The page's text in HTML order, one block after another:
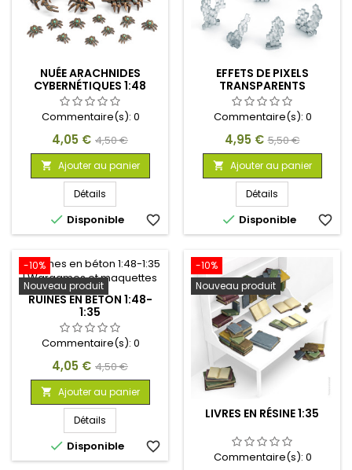
NUÉE ARACHNIDES
CYBERNÉTIQUES 1:48
Commentaire(s): 0
Prix
4,05 € Prix
de
base
4,50 €
 Ajouter au panier
Détails
 Disponible favorite_border
EFFETS DE PIXELS
TRANSPARENTS
Commentaire(s): 0
Prix
4,95 € Prix
de
base
5,50 €
 Ajouter au panier
Détails
 Disponible favorite_border
-10%
Nouveau produit
RUINES EN BÉTON 1:48-
1:35
Commentaire(s): 0
Prix
4,05 € Prix
de
base
4,50 €
 Ajouter au panier
Détails
 Disponible favorite_border
-10%
Nouveau produit
LIVRES EN RÉSINE 1:35
Commentaire(s): 0